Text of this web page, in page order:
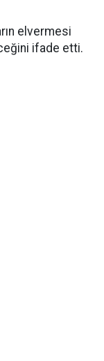
elvermesi
ifade etti.